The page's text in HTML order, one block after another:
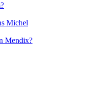
Michel
Mendix?